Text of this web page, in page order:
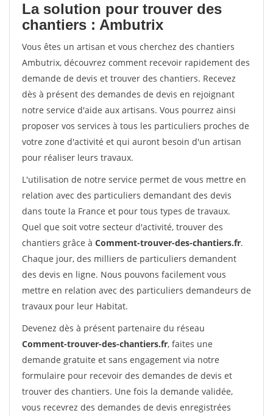
La solution pour trouver des
chantiers : Ambutrix
Vous êtes un artisan et vous cherchez des chantiers
Ambutrix, découvrez comment recevoir rapidement des
demande de devis et trouver des chantiers. Recevez
dès à présent des demandes de devis en rejoignant
notre service d'aide aux artisans. Vous pourrez ainsi
proposer vos services à tous les particuliers proches de
votre zone d'activité et qui auront besoin d'un artisan
pour réaliser leurs travaux.
L'utilisation de notre service permet de vous mettre en
relation avec des particuliers demandant des devis
dans toute la France et pour tous types de travaux.
Quel que soit votre secteur d'activité, trouver des
chantiers grâce à Comment-trouver-des-chantiers.fr.
Chaque jour, des milliers de particuliers demandent
des devis en ligne. Nous pouvons facilement vous
mettre en relation avec des particuliers demandeurs de
travaux pour leur Habitat.
Devenez dès à présent partenaire du réseau
Comment-trouver-des-chantiers.fr, faites une
demande gratuite et sans engagement via notre
formulaire pour recevoir des demandes de devis et
trouver des chantiers. Une fois la demande validée,
vous recevrez des demandes de devis enregistrées